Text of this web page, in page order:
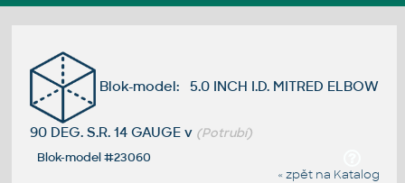
Blok-model: 5.0 INCH I.D. MITRED ELBOW
90 DEG. S.R. 14 GAUGE v (Potrubí)
Blok-model #23060
« zpět na Katalog